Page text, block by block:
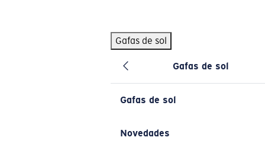
Gafas de sol
Gafas de sol
Gafas de sol
Novedades
BÚSQUEDAS POPULARES
Pilothouse PRO Limited Edition Pack Exclusivo
Gafas de sol personalizadas
Los más vendidos de gafas de sol